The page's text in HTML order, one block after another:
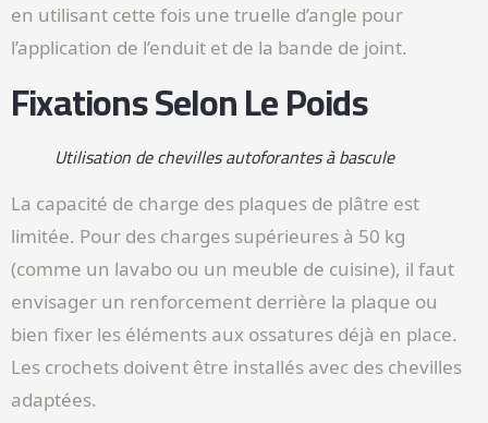
en utilisant cette fois une truelle d’angle pour
l’application de l’enduit et de la bande de joint.
Fixations Selon Le Poids
Utilisation de chevilles autoforantes à bascule
La capacité de charge des plaques de plâtre est
limitée. Pour des charges supérieures à 50 kg
(comme un lavabo ou un meuble de cuisine), il faut
envisager un renforcement derrière la plaque ou
bien fixer les éléments aux ossatures déjà en place.
Les crochets doivent être installés avec des chevilles
adaptées.